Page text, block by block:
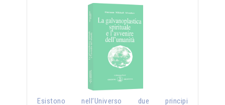
Esistono nell’Universo due principi